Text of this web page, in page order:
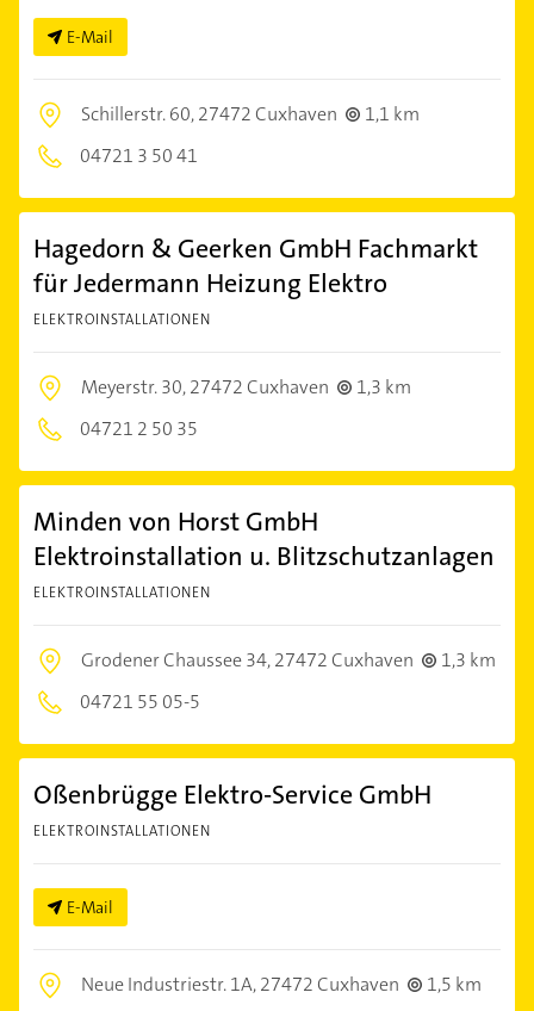
E-Mail
Schillerstr. 60,27472 Cuxhaven
1,1 km
04721 3 50 41
Hagedorn & Geerken GmbH Fachmarkt
für Jedermann Heizung Elektro
ELEKTROINSTALLATIONEN
Meyerstr. 30,27472 Cuxhaven
1,3 km
04721 2 50 35
Minden von Horst GmbH
Elektroinstallation u. Blitzschutzanlagen
ELEKTROINSTALLATIONEN
Grodener Chaussee 34,27472 Cuxhaven
1,3 km
04721 55 05-5
Oßenbrügge Elektro-Service GmbH
ELEKTROINSTALLATIONEN
E-Mail
Neue Industriestr. 1A,27472 Cuxhaven
1,5 km